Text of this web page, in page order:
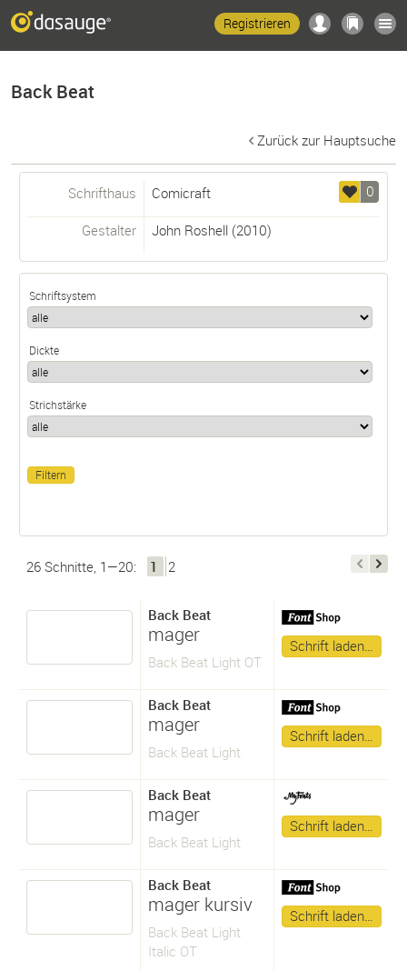
Registrieren
Back Beat
Zurück zur Hauptsuche
0
Schrifthaus Comicraft
Gestalter John Roshell(2010)
Schriftsystem
Dickte
Strichstärke
26 Schnitte, 1—20: 1 2
Back Beat
mager
Back Beat Light OT
Schrift laden…
Back Beat
mager
Back Beat Light
Schrift laden…
Back Beat
mager
Back Beat Light
Schrift laden…
Back Beat
mager kursiv
Back Beat Light
Italic OT
Schrift laden…